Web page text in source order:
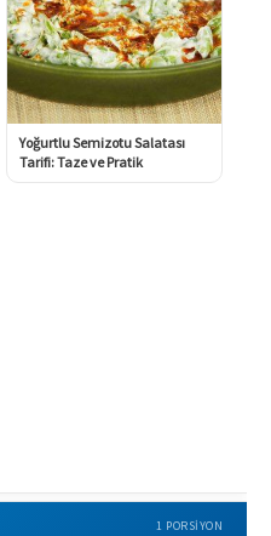
Yoğurtlu Semizotu Salatası
Tarifi: Taze ve Pratik
1 PORSIYON